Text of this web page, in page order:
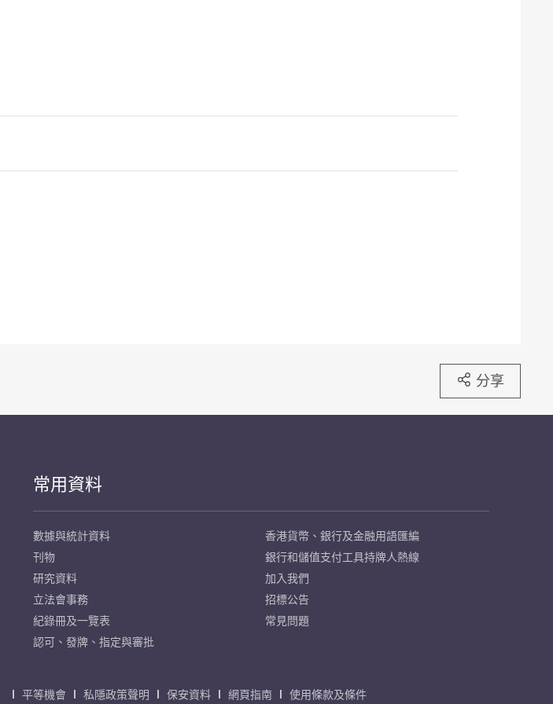
分享
常用資料
數據與統計資料
刊物
研究資料
立法會事務
紀錄冊及一覽表
認可、發牌、指定與審批
香港貨幣、銀行及金融用語匯編
銀行和儲值支付工具持牌人熱線
加入我們
招標公告
常見問題
平等機會 私隱政策聲明 保安資料 網頁指南 使用條款及條件